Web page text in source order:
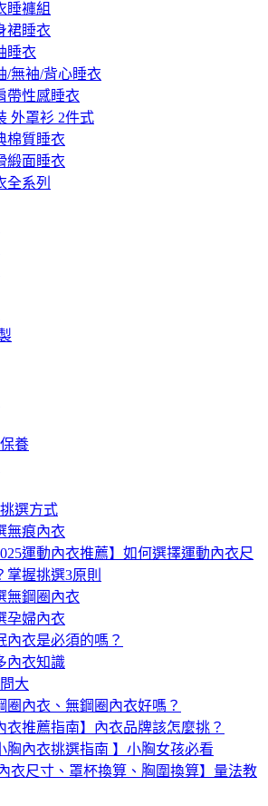
睡褲組
裙睡衣
睡衣
/無袖/背心睡衣
帶性感睡衣
外罩衫 2件式
棉質睡衣
緞面睡衣
全系列
養
選方式
無痕內衣
運動內衣推薦】如何選擇運動內衣尺
掌握挑選3原則
無鋼圈內衣
孕婦內衣
內衣是必須的嗎？
內衣知識
大
圈內衣、無鋼圈內衣好嗎？
衣推薦指南】內衣品牌該怎麼挑？
胸內衣挑選指南 】小胸女孩必看
內衣尺寸、罩杯換算、胸圍換算】量法教